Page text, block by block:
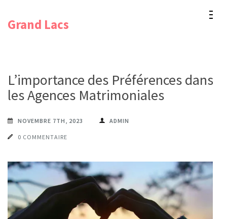
Grand Lacs
L’importance des Préférences dans
les Agences Matrimoniales
NOVEMBRE 7TH, 2023 ADMIN
0 COMMENTAIRE